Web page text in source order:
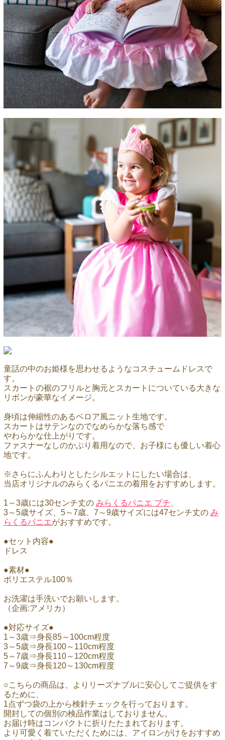
童話の中のお姫様を思わせるようなコスチュームドレスで
す。
スカートの裾のフリルと胸元とスカートについている大きな
リボンが豪華なイメージ。
身頃は伸縮性のあるベロア風ニット生地です。
スカートはサテンなのでなめらかな落ち感で
やわらかな仕上がりです。
ファスナーなしのかぶり着用なので、お子様にも優しい着心
地です。
※さらにふんわりとしたシルエットにしたい場合は、
当店オリジナルのみらくるパニエの着用をおすすめします。
1～3歳には30センチ丈の みらくるパニエ プチ
3～5歳サイズ、5～7歳、7～9歳サイズには47センチ丈の み
らくるパニエがおすすめです。
●セット内容●
ドレス
●素材●
ポリエステル100％
お洗濯は手洗いでお願いします。
（企画:アメリカ）
●対応サイズ●
1～3歳⇒身長85～100cm程度
3～5歳⇒身長100～110cm程度
5～7歳⇒身長110～120cm程度
7～9歳⇒身長120～130cm程度
○こちらの商品は、よりリーズナブルに安心してご提供をす
るために、
1点ずつ袋の上から検針チェックを行っております。
開封しての個別の検品作業はしておりません。
お届け時はコンパクトに折りたたまれております。
より可愛く着ていただくためには、アイロンがけをおすすめ